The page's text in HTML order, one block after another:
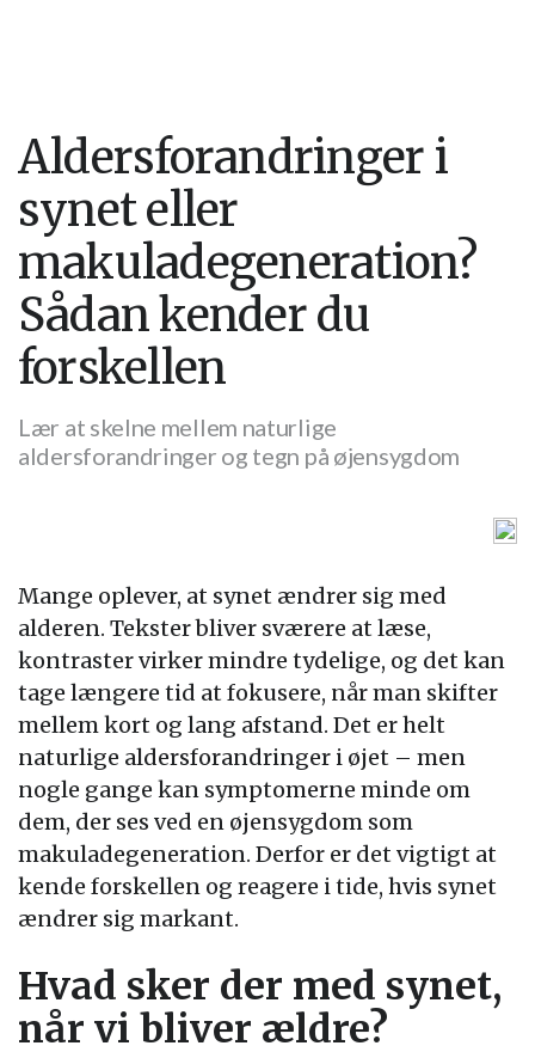
Aldersforandringer i
synet eller
makuladegeneration?
Sådan kender du
forskellen
Lær at skelne mellem naturlige
aldersforandringer og tegn på øjensygdom
Mange oplever, at synet ændrer sig med
alderen. Tekster bliver sværere at læse,
kontraster virker mindre tydelige, og det kan
tage længere tid at fokusere, når man skifter
mellem kort og lang afstand. Det er helt
naturlige aldersforandringer i øjet – men
nogle gange kan symptomerne minde om
dem, der ses ved en øjensygdom som
makuladegeneration. Derfor er det vigtigt at
kende forskellen og reagere i tide, hvis synet
ændrer sig markant.
Hvad sker der med synet,
når vi bliver ældre?